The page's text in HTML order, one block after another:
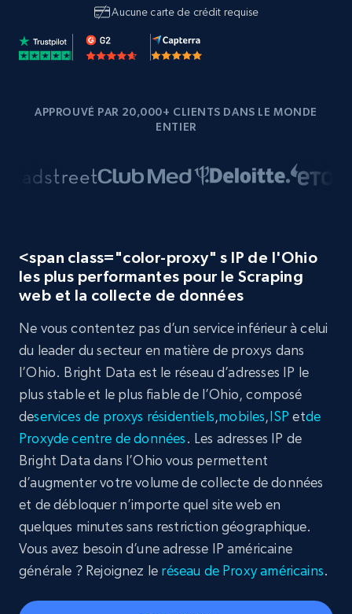
Aucune carte de crédit requise
APPROUVÉ PAR 20,000+ CLIENTS DANS LE MONDE
ENTIER
<span class="color-proxy" s IP de l'Ohio
les plus performantes pour le Scraping
web et la collecte de données
Ne vous contentez pas d’un service inférieur à celui
du leader du secteur en matière de proxys dans
l’Ohio. Bright Data est le réseau d’adresses IP le
plus stable et le plus fiable de l’Ohio, composé
deservices de proxys résidentiels,mobiles,ISP etde
Proxyde centre de données. Les adresses IP de
Bright Data dans l’Ohio vous permettent
d’augmenter votre volume de collecte de données
et de débloquer n’importe quel site web en
quelques minutes sans restriction géographique.
Vous avez besoin d’une adresse IP américaine
générale ? Rejoignez le réseau de Proxy américains.